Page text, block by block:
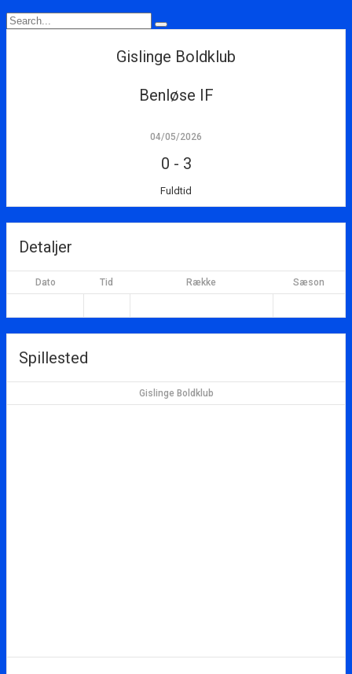
Gislinge Boldklub
Benløse IF
04/05/2026
0 - 3
Fuldtid
Detaljer
Dato Tid Række Sæson
Spillested
Gislinge Boldklub